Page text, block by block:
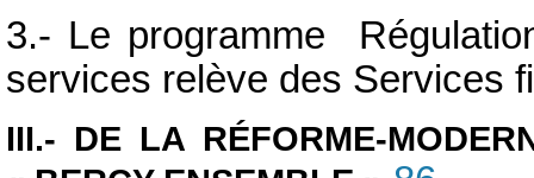
3.- Le programme
services relève des Services
III.- DE LA RÉFORME-